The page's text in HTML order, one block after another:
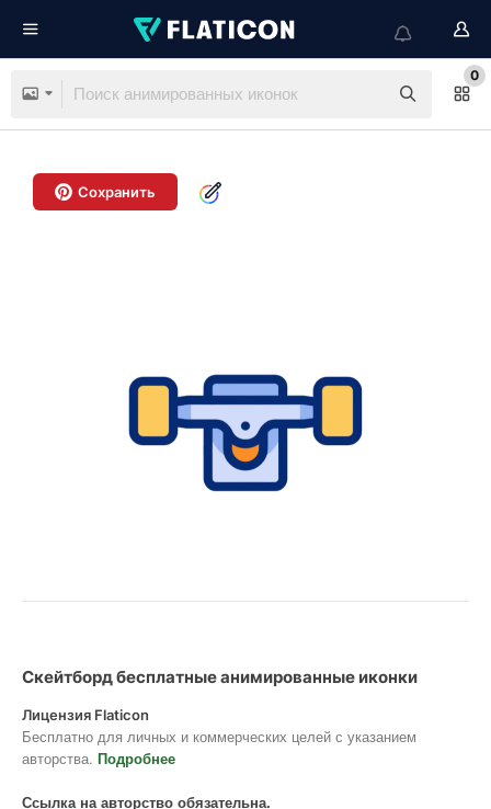
0
Сохранить
Скейтборд бесплатные анимированные иконки
Лицензия Flaticon
Бесплатно для личных и коммерческих целей с указанием
авторства. Подробнее
Ссылка на авторство обязательна.